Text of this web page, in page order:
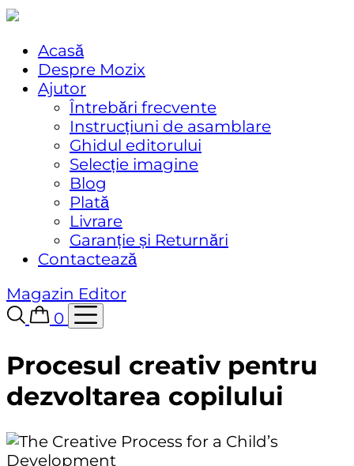
Acasă
Despre Mozix
Ajutor
Întrebări frecvente
Instrucțiuni de asamblare
Ghidul editorului
Selecție imagine
Blog
Plată
Livrare
Garanție și Returnări
Contactează
Magazin Editor
0
Procesul creativ pentru
dezvoltarea copilului